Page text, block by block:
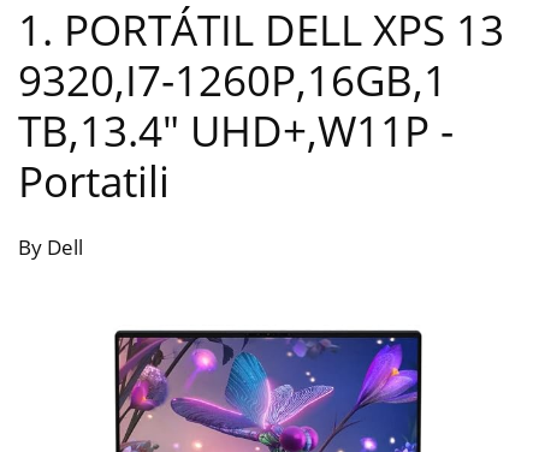
1. PORTÁTIL DELL XPS 13
9320,I7-1260P,16GB,1
TB,13.4″ UHD+,W11P -
Portatili
By Dell